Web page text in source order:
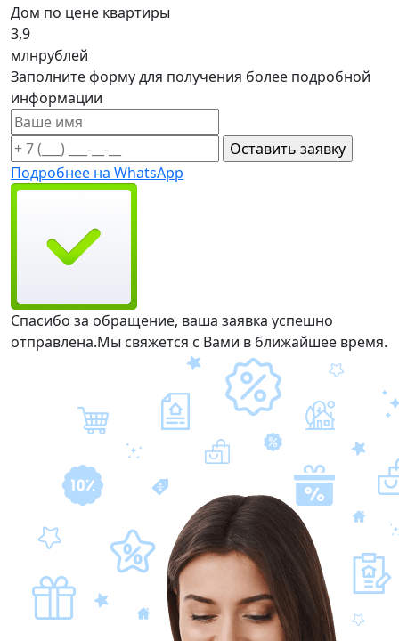
Дом по цене квартиры
3,9
млнрублей
Заполните форму для получения более подробной
информации
Подробнее на WhatsApp
Спасибо за обращение, ваша заявка успешно
отправлена.Мы свяжется с Вами в ближайшее время.